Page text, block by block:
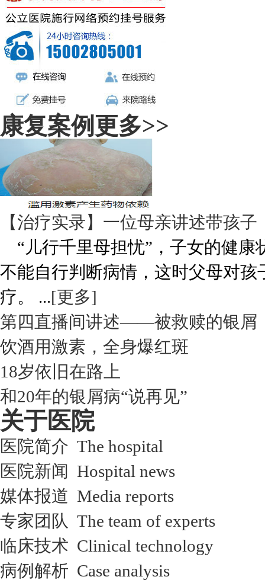
康复案例更多>>
【治疗实录】一位母亲讲述带孩子
“儿行千里母担忧”，子女的健康
不能自行判断病情，这时父母对
疗。 ...[更多]
第四直播间讲述——被救赎的银屑
饮酒用激素，全身爆红斑
18岁依旧在路上
和20年的银屑病“说再见”
关于医院
医院简介 The hospital
医院新闻 Hospital news
媒体报道 Media reports
专家团队 The team of experts
临床技术 Clinical technology
病例解析 Case analysis